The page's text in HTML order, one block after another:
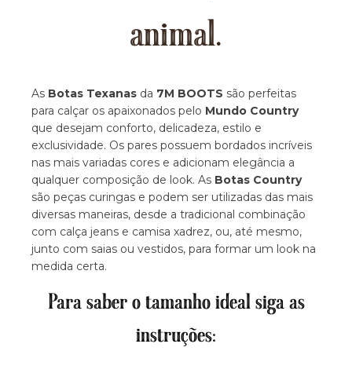
animal.
As Botas Texanas da 7M BOOTS são perfeitas
para calçar os apaixonados pelo Mundo Country
que desejam conforto, delicadeza, estilo e
exclusividade. Os pares possuem bordados incríveis
nas mais variadas cores e adicionam elegância a
qualquer composição de look. As Botas Country
são peças curingas e podem ser utilizadas das mais
diversas maneiras, desde a tradicional combinação
com calça jeans e camisa xadrez, ou, até mesmo,
junto com saias ou vestidos, para formar um look na
medida certa.
Para saber o tamanho ideal siga as
instruções: